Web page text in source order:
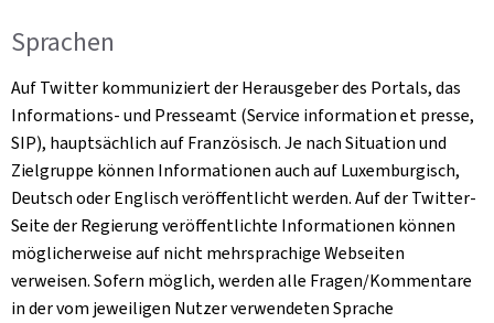
Sprachen
Auf Twitter kommuniziert der Herausgeber des Portals, das
Informations- und Presseamt (Service information et presse,
SIP), hauptsächlich auf Französisch. Je nach Situation und
Zielgruppe können Informationen auch auf Luxemburgisch,
Deutsch oder Englisch veröffentlicht werden. Auf der Twitter-
Seite der Regierung veröffentlichte Informationen können
möglicherweise auf nicht mehrsprachige Webseiten
verweisen. Sofern möglich, werden alle Fragen/Kommentare
in der vom jeweiligen Nutzer verwendeten Sprache